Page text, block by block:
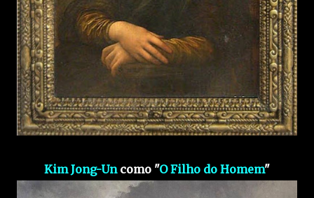
Kim Jong-Uncomo "O Filho do Homem"